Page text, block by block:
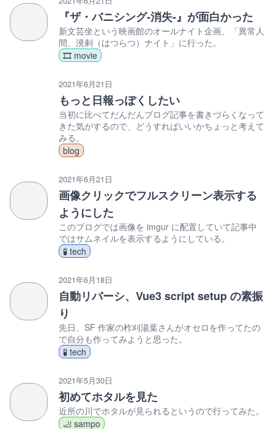
『ザ・バニシング-消失-』が面白かった
新文芸坐という映画館のオールナイト企画、「異常人
間、溌剌（はつらつ）ナイト」に行った。
🎞️ movie
2021年6月21日
もっと日報っぽくしたい
当初に比べてだんだんブログ記事を書きづらくなって
きた気がするので、どうすればいいかちょっと考えて
みる。
blog
2021年6月21日
画像クリックでフルスクリーン表示する
ようにした
このブログでは画像を imgur に配置していて記事中
ではサムネイルを表示するようにしている。
🧪 tech
2021年6月18日
自動リバーシ、Vue3 script setup の素振
り
先日、SF 作家の柞刈湯葉さんがオセロを作ってたの
で自分も作ってみようと思った。
🧪 tech
2021年5月30日
初めてホタルを見た
近所の川でホタルが見られるというので行ってみた。
🦶 sampo